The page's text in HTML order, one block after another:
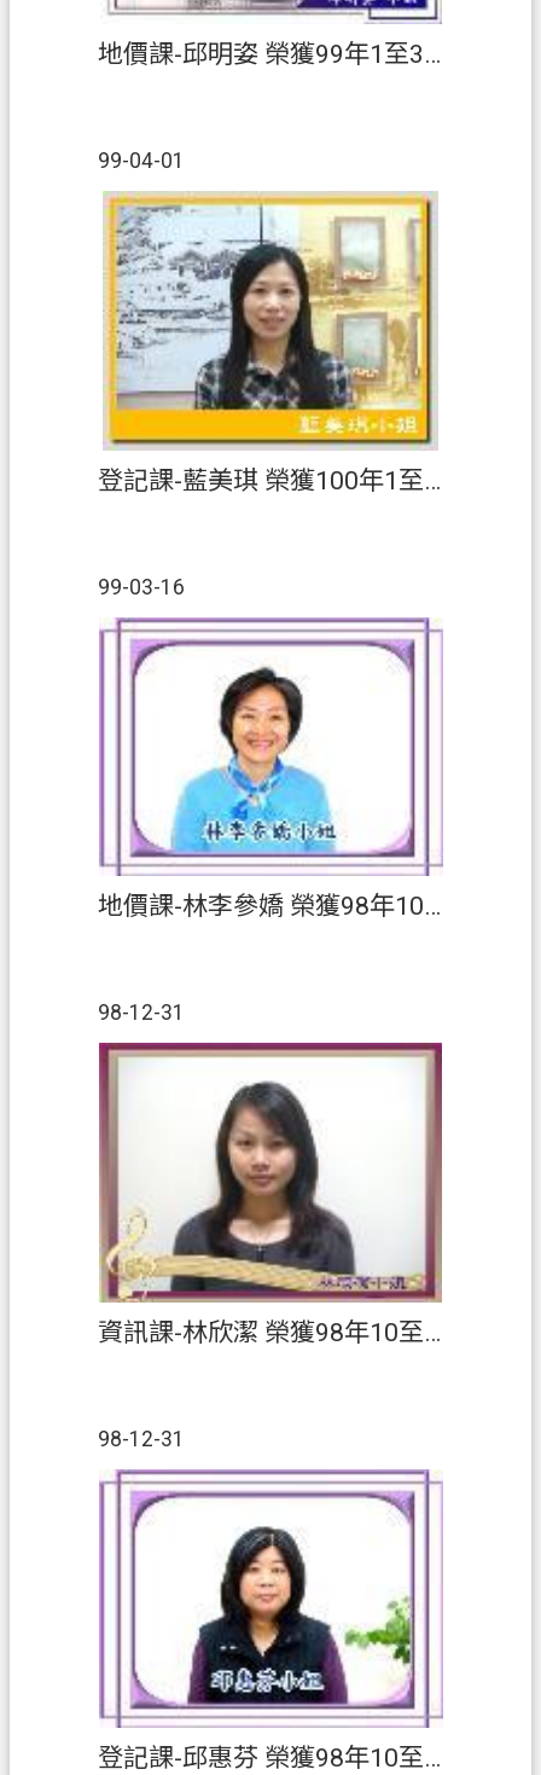
地價課-邱明姿 榮獲99年1至3月【績優人員】
99-04-01
登記課-藍美琪 榮獲100年1至3月【績優人員】
99-03-16
地價課-林李參嬌 榮獲98年10至12月【績優人員】
98-12-31
資訊課-林欣潔 榮獲98年10至12月【績優人員】
98-12-31
登記課-邱惠芬 榮獲98年10至12月【績優人員】